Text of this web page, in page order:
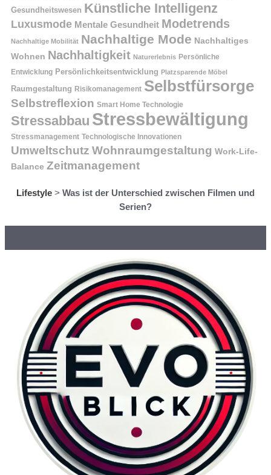
Gesundheitswesen Künstliche Intelligenz
Luxusmode Mentale Gesundheit Modetrends
Nachhaltige Mobilität Nachhaltige Mode Nachhaltiges
Wohnen Nachhaltigkeit Naturerlebnis Persönliche
Entwicklung Persönlichkeitsentwicklung Platzsparende Möbel
Raumgestaltung Risikomanagement Selbstfürsorge
Selbstreflexion Smart Home Technologie
Stressabbau Stressbewältigung
Stressmanagement Technologische Innovationen
Umweltschutz Wohnraumgestaltung Work-Life-
Balance Zeitmanagement
Lifestyle > Was ist der Unterschied zwischen Filmen und
Serien?